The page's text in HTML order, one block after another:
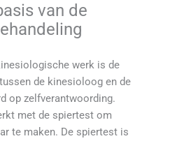
van de
werk is de
de kinesioloog en de
op zelfverantwoording.
met de spiertest om
te maken. De spiertest is